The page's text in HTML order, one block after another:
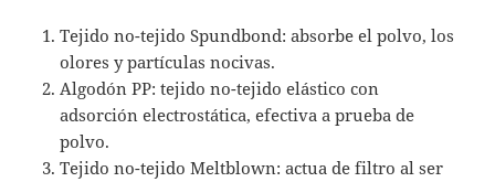
Tejido no-tejido Spundbond: absorbe el polvo, los
olores y partículas nocivas.
Algodón PP: tejido no-tejido elástico con
adsorción electrostática, efectiva a prueba de
polvo.
Tejido no-tejido Meltblown: actua de filtro al ser